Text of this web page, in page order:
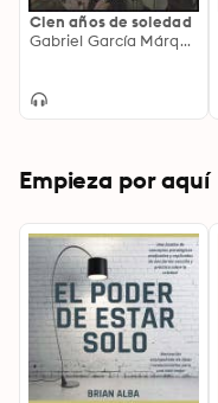
Cien años de soledad
Gabriel García Márquez
Empieza por aquí